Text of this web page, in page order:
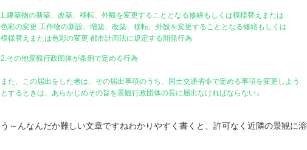
1.建築物の新築、改築、移転、外観を変更することとなる修繕もしくは模様替えまたは
色彩の変更 工作物の新設、増築、改築、移転、外観を変更することとなる修繕もしくは
模様替えまたは色彩の変更 都市計画法に規定する開発行為
2.その他景観行政団体が条例で定める行為
また、この届出をした者は、その届出事項のうち、国土交通省令で定める事項を変更しよう
とするときは、あらかじめその旨を景観行政団体の長に届出なければならない』
う～んなんだか難しい文章ですねわかりやすく書くと、許可なく近隣の景観に